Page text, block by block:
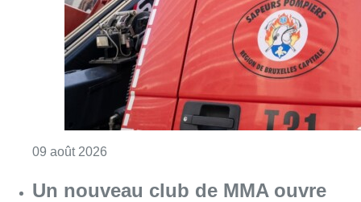
09 août 2026
Un nouveau club de MMA ouvre